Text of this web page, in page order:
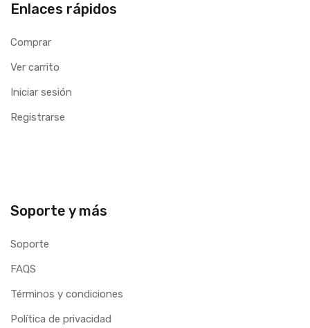
Enlaces rápidos
Comprar
Ver carrito
Iniciar sesión
Registrarse
Soporte y más
Soporte
FAQS
Términos y condiciones
Política de privacidad